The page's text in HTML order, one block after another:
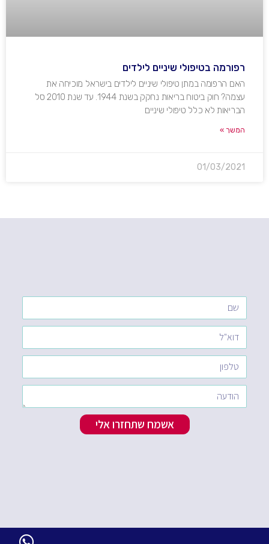
רפורמה בטיפולי שיניים לילדים
האם הרפומה במתן טיפולי שיניים לילדים בישראל מוכיחה את
עצמה? חוק ביטוח בריאות נחקק בשנת 1944. עד שנת 2010 סל
הבריאות לא כלל טיפולי שיניים
המשך »
01/03/2021
אשמח שתחזרו אלי